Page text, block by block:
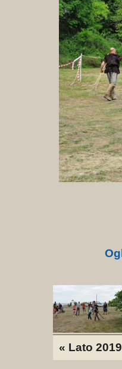
« Lato